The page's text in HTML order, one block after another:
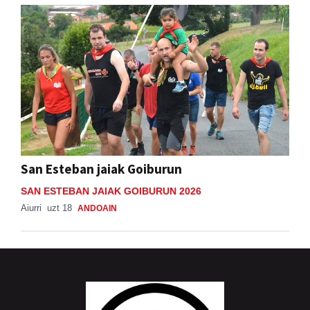
San Esteban jaiak Goiburun
SAN ESTEBAN JAIAK GOIBURUN 2026
Aiurri uzt 18 ANDOAIN